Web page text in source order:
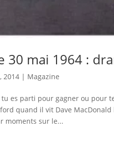
30 mai 1964 :
2014 | Magazine
tu es parti pour gagner ou pour
quand il vit Dave
moments sur le...